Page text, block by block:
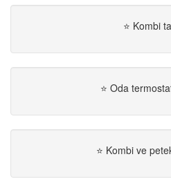
⭐ Kombi
⭐ Oda
⭐ Kombi ve